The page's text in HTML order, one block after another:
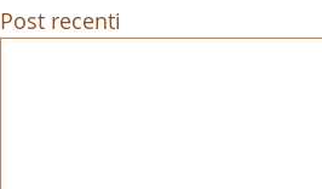
Post recenti